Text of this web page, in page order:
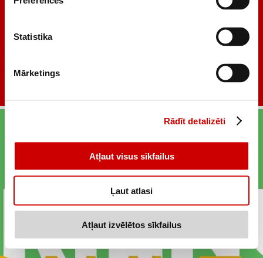
Statistika
Mārketings
Rādīt detalizēti
Atļaut visus sīkfailus
Ļaut atlasi
Atļaut izvēlētos sīkfailus